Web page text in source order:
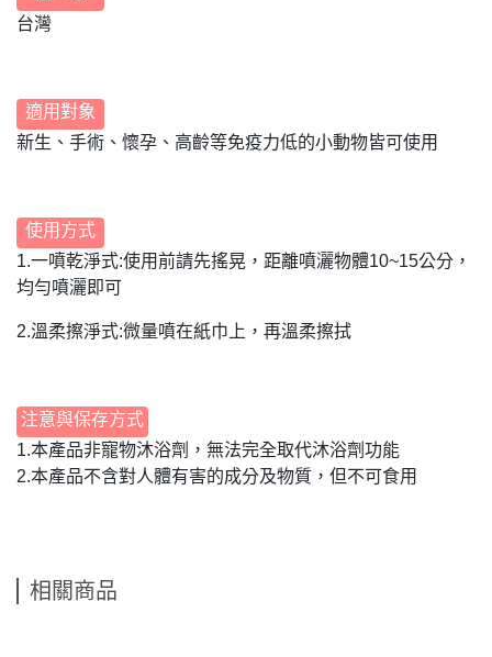
台灣
適用對象
新生、手術、懷孕、高齡等免疫力低的小動物皆可使用
使用方式
1.一噴乾淨式:使用前請先搖晃，距離噴灑物體10~15公分，
均勻噴灑即可
2.溫柔擦淨式:微量噴在紙巾上，再溫柔擦拭
注意與保存方式
1.本產品非寵物沐浴劑，無法完全取代沐浴劑功能
2.本產品不含對人體有害的成分及物質，但不可食用
相關商品